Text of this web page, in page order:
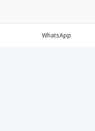
WhatsApp